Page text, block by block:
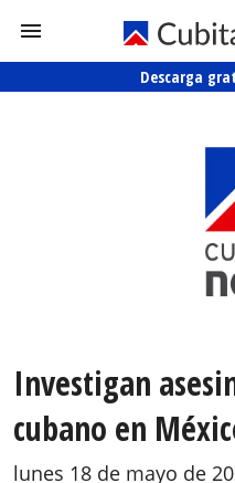
Descarga
Investigan
cubano en
lunes 18 de mayo de